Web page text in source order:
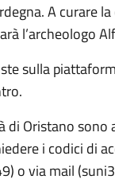
A curare
l’archeologo
sulla
di Oristano
i codici di
o via mail